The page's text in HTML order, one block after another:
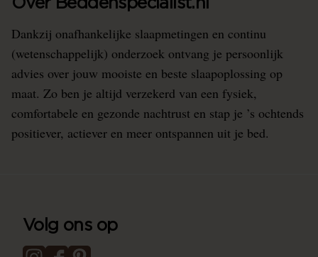
Over Beddenspecialist.nl
Dankzij onafhankelijke slaapmetingen en continu
(wetenschappelijk) onderzoek ontvang je persoonlijk
advies over jouw mooiste en beste slaapoplossing op
maat. Zo ben je altijd verzekerd van een fysiek,
comfortabele en gezonde nachtrust en stap je ’s ochtends
positiever, actiever en meer ontspannen uit je bed.
Volg ons op